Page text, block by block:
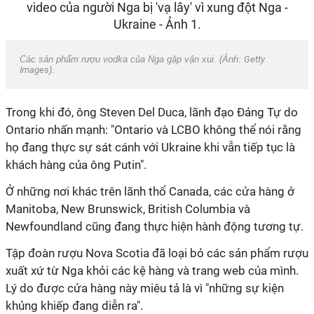
Các sản phẩm rượu vodka của Nga gặp vận xui. (Ảnh: Getty
Images).
Trong khi đó, ông Steven Del Duca, lãnh đạo Đảng Tự do
Ontario nhấn mạnh: "Ontario và LCBO không thể nói rằng
họ đang thực sự sát cánh với Ukraine khi vẫn tiếp tục là
khách hàng của ông Putin".
Ở những nơi khác trên lãnh thổ Canada, các cửa hàng ở
Manitoba, New Brunswick, British Columbia và
Newfoundland cũng đang thực hiện hành động tương tự.
Tập đoàn rượu Nova Scotia đã loại bỏ các sản phẩm rượu
xuất xứ từ Nga khỏi các kệ hàng và trang web của mình.
Lý do được cửa hàng này miêu tả là vì "những sự kiện
khủng khiếp đang diễn ra".